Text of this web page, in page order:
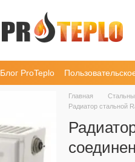
Блог ProTeplo
Главная
Радиатор стальной